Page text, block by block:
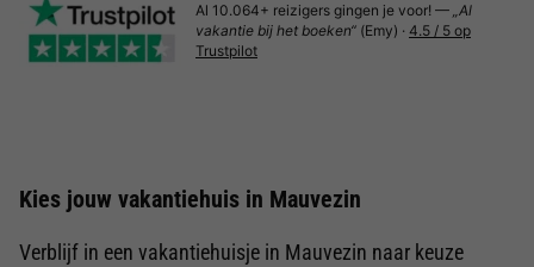
Al 10.064+ reizigers gingen je voor! — „Al
vakantie bij het boeken“ (Emy) · 4.5 / 5 op
Trustpilot
Kies jouw vakantiehuis in Mauvezin
Verblijf in een vakantiehuisje in Mauvezin naar keuze